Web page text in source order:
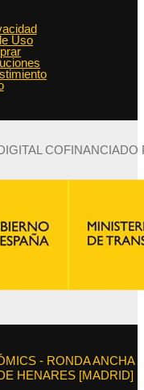
Uso
- RONDA ANCHA
HENARES [MADRID]